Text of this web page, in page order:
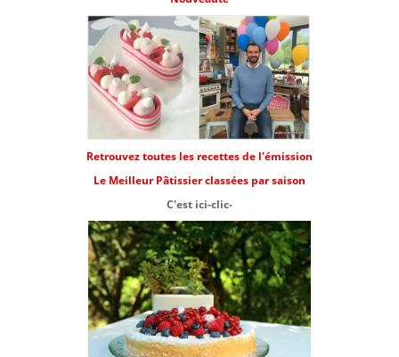
Retrouvez toutes les recettes de l'émission
Le Meilleur Pâtissier classées par saison
C'est ici-clic-